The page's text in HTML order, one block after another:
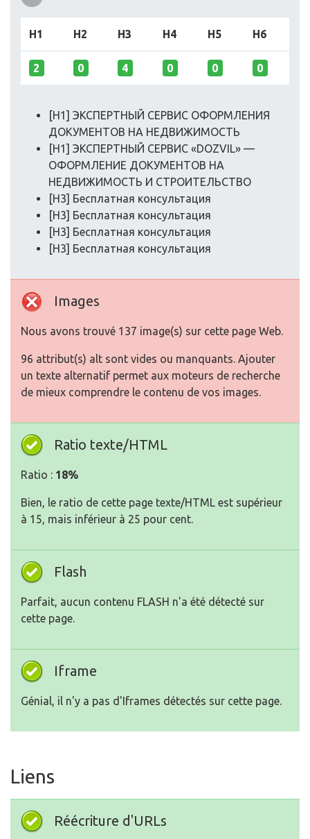
H1 H2 H3 H4 H5 H6
2 0 4 0 0 0
[H1] ЭКСПЕРТНЫЙ СЕРВИС ОФОРМЛЕНИЯ
ДОКУМЕНТОВ НА НЕДВИЖИМОСТЬ
[H1] ЭКСПЕРТНЫЙ СЕРВИС «DOZVIL» —
ОФОРМЛЕНИЕ ДОКУМЕНТОВ НА
НЕДВИЖИМОСТЬ И СТРОИТЕЛЬСТВО
[H3] Бесплатная консультация
[H3] Бесплатная консультация
[H3] Бесплатная консультация
[H3] Бесплатная консультация
Images
Nous avons trouvé 137 image(s) sur cette page Web.
96 attribut(s) alt sont vides ou manquants. Ajouter
un texte alternatif permet aux moteurs de recherche
de mieux comprendre le contenu de vos images.
Ratio texte/HTML
Ratio : 18%
Bien, le ratio de cette page texte/HTML est supérieur
à 15, mais inférieur à 25 pour cent.
Flash
Parfait, aucun contenu FLASH n'a été détecté sur
cette page.
Iframe
Génial, il n'y a pas d'Iframes détectés sur cette page.
Liens
Réécriture d'URLs